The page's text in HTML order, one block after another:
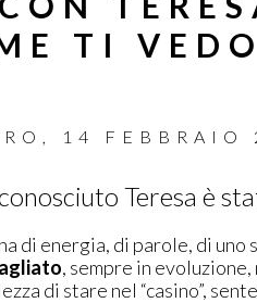
TI
, 14 FEBBRAIO
Teresa è
di energia, di parole, di
, sempre in evoluzione,
di stare nel “casino”,